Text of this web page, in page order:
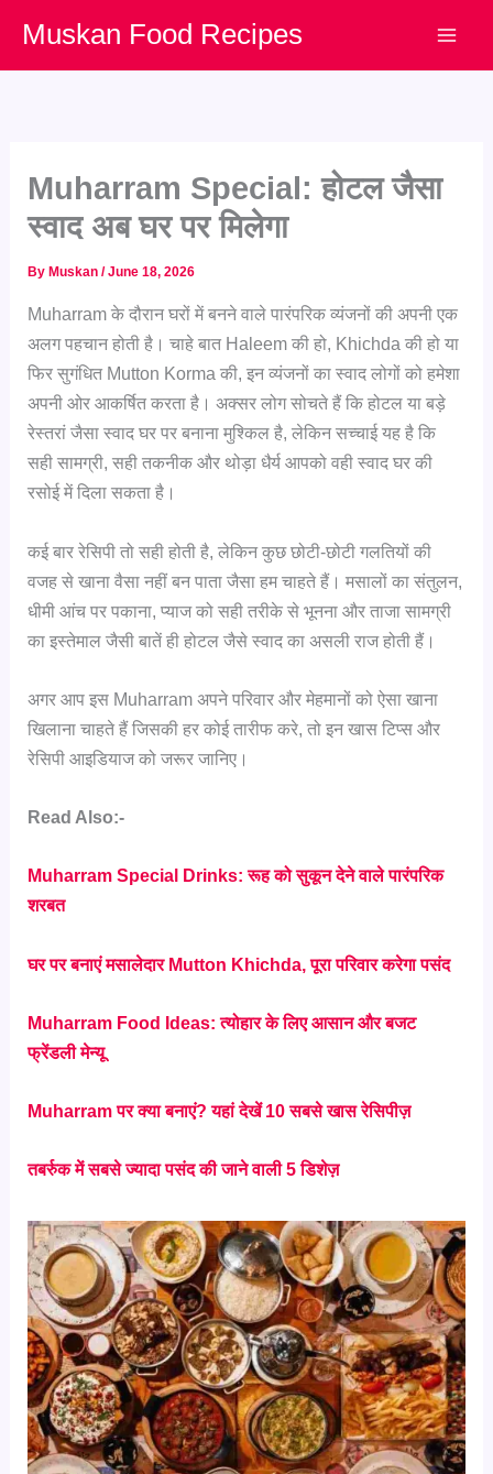
content
Muskan Food Recipes
Muharram Special: होटल जैसा
स्वाद अब घर पर मिलेगा
By Muskan/June 18, 2026
Muharram के दौरान घरों में बनने वाले पारंपरिक व्यंजनों की अपनी एक
अलग पहचान होती है। चाहे बात Haleem की हो, Khichda की हो या
फिर सुगंधित Mutton Korma की, इन व्यंजनों का स्वाद लोगों को हमेशा
अपनी ओर आकर्षित करता है। अक्सर लोग सोचते हैं कि होटल या बड़े
रेस्तरां जैसा स्वाद घर पर बनाना मुश्किल है, लेकिन सच्चाई यह है कि
सही सामग्री, सही तकनीक और थोड़ा धैर्य आपको वही स्वाद घर की
रसोई में दिला सकता है।
कई बार रेसिपी तो सही होती है, लेकिन कुछ छोटी-छोटी गलतियों की
वजह से खाना वैसा नहीं बन पाता जैसा हम चाहते हैं। मसालों का संतुलन,
धीमी आंच पर पकाना, प्याज को सही तरीके से भूनना और ताजा सामग्री
का इस्तेमाल जैसी बातें ही होटल जैसे स्वाद का असली राज होती हैं।
अगर आप इस Muharram अपने परिवार और मेहमानों को ऐसा खाना
खिलाना चाहते हैं जिसकी हर कोई तारीफ करे, तो इन खास टिप्स और
रेसिपी आइडियाज को जरूर जानिए।
Read Also:-
Muharram Special Drinks: रूह को सुकून देने वाले पारंपरिक
शरबत
घर पर बनाएं मसालेदार Mutton Khichda, पूरा परिवार करेगा पसंद
Muharram Food Ideas: त्योहार के लिए आसान और बजट
फ्रेंडली मेन्यू
Muharram पर क्या बनाएं? यहां देखें 10 सबसे खास रेसिपीज़
तबर्रुक में सबसे ज्यादा पसंद की जाने वाली 5 डिशेज़